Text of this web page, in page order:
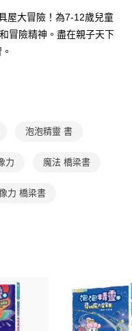
先享後付」服務完成之交
並將交易相關給付款項請求債
：
之情形，本公司將視審查結果
用額度並採取法律行動。
屋大冒險！為7-12歲兒童
冒險精神。盡在親子天下
泡泡精靈 書
力 魔法 橋梁書
力 橋梁書